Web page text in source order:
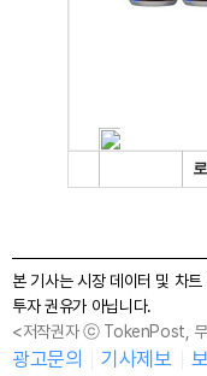
본 기사는 시장 데이터 및 차
투자 권유가 아닙니다.
<저작권자 ⓒ TokenPost, 무
광고문의 기사제보